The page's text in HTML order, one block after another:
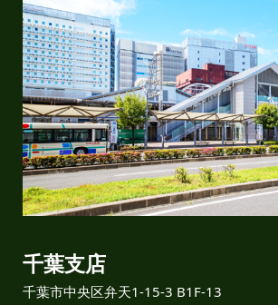
千葉支店
千葉市中央区弁天1-15-3 B1F-13